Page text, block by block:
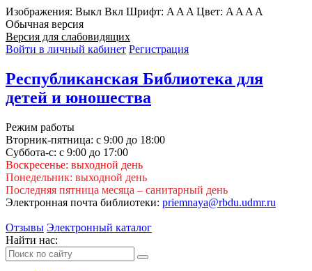
Изображения: Выкл Вкл Шрифт: A A A Цвет: A A A A
Обычная версия
Версия для слабовидящих
Войти в личный кабинет Регистрация
Республиканская Библиотека для
детей и юношества
Режим работы
Вторник-пятница: с 9:00 до 18:00
Суббота-с: с 9:00 до 17:00
Воскресенье: выходной день
Понедельник: выходной день
Последняя пятница месяца – санитарный день
Электронная почта библиотеки: priemnaya@rbdu.udmr.ru
Отзывы Электронный каталог
Найти нас: